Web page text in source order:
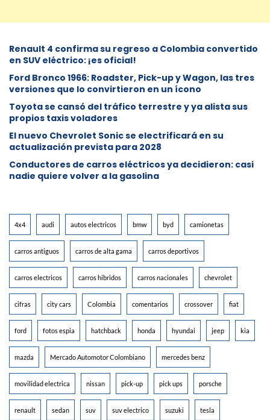
Renault 4 confirma su regreso a Colombia convertido
en SUV eléctrico: ¡es oficial!
Ford Bronco 1966: Roadster, Pick-up y Wagon, las tres
versiones que lo convirtieron en un ícono
Toyota se cansó del tráfico terrestre y ya alista sus
propios taxis voladores
El nuevo Chevrolet Sonic se electrificará en su
actualización prevista para 2028
Conductores de carros eléctricos ya decidieron: casi
nadie quiere volver a la gasolina
4x4 audi autos electricos bmw byd camionetas
carros antiguos carros de alta gama carros deportivos
carros electricos carros hibridos carros nacionales chevrolet
cifras city cars Colombia comentarios crossover fiat
ford fotos espia hatchback honda hyundai jeep kia
mazda Mercado Automotor Colombiano mercedes benz
movilidad electrica nissan pick-up pick ups porsche
renault sedan suv suv electrico suzuki tesla